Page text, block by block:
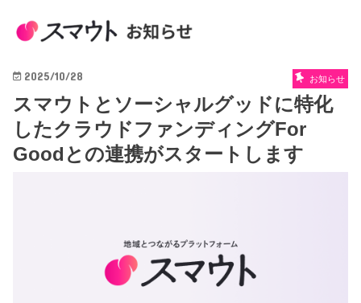
2025/10/28 お知らせ
スマウトとソーシャルグッドに特化
したクラウドファンディングFor
Goodとの連携がスタートします